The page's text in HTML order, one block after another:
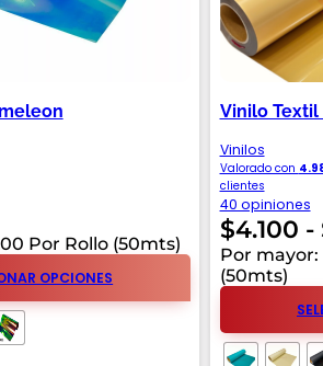
Por Rollo (50mts)
OPCIONES
Vinilo Textil
Vinilos
Valorado con
clientes
40 opiniones
$4.100 -
Por mayor:
(50mts)